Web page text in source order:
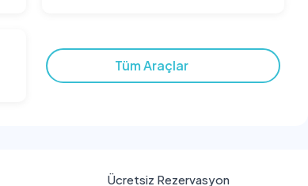
Tüm Araçlar
Ücretsiz Rezervasyon